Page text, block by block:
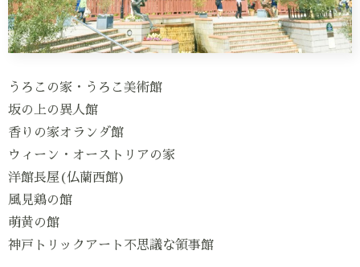
うろこの家・うろこ美術館
坂の上の異人館
香りの家オランダ館
ウィーン・オーストリアの家
洋館長屋(仏蘭西館)
風見鶏の館
萌黄の館
神戸トリックアート不思議な領事館